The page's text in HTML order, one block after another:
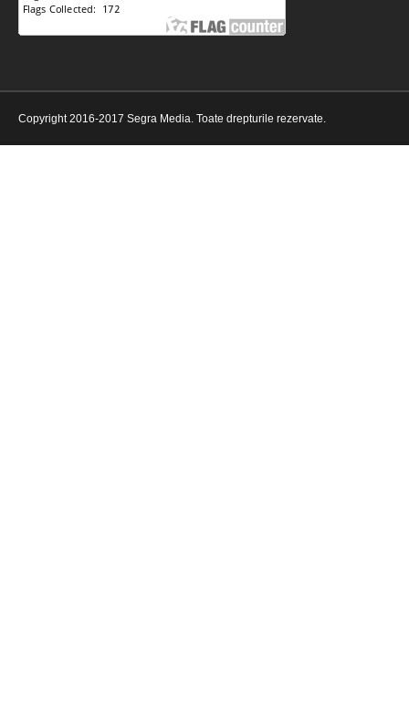
Copyright 2016-2017 Segra Media. Toate drepturile rezervate.